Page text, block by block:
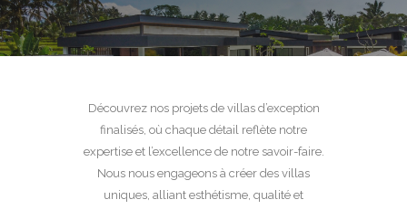
Découvrez nos projets de villas d’exception
finalisés, où chaque détail reflète notre
expertise et l’excellence de notre savoir-faire.
Nous nous engageons à créer des villas
uniques, alliant esthétisme, qualité et